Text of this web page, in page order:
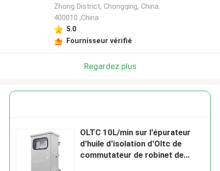
Zhong District, Chongqing, China.
400010 ,China
5.0
Fournisseur vérifié
Regardez plus
OLTC 10L/min sur l'épurateur
d'huile d'isolation d'Oltc de
commutateur de robinet de